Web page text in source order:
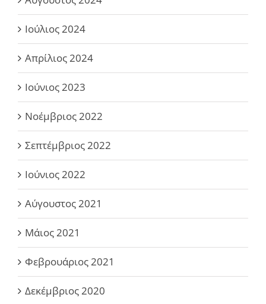
Ιούλιος 2024
Απρίλιος 2024
Ιούνιος 2023
Νοέμβριος 2022
Σεπτέμβριος 2022
Ιούνιος 2022
Αύγουστος 2021
Μάιος 2021
Φεβρουάριος 2021
Δεκέμβριος 2020